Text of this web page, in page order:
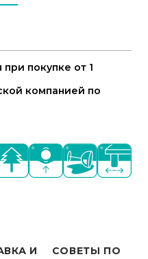
покупке от 1
компанией по
И
СОВЕТЫ ПО